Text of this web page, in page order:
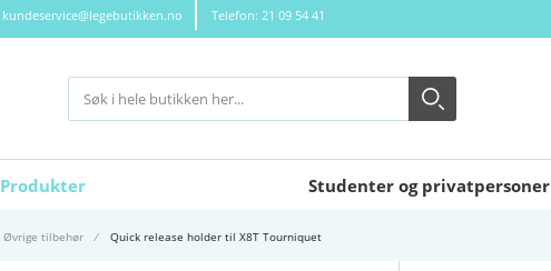
kundeservice@legebutikken.no Telefon: 21 09 54 41
Søk
Close search
Søk
Produkter Studenter og privatpersoner
Øvrige tilbehør Quick release holder til X8T Tourniquet